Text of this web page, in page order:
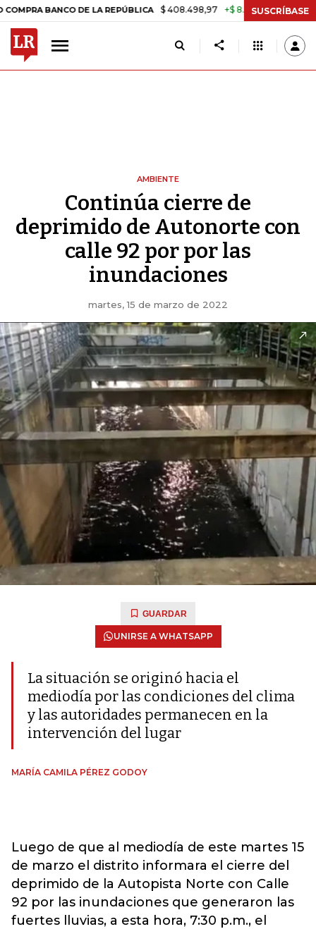
BANCO DE LA REPÚBLICA $ 408.498,97 +$ 8.753,81 +2,19% TASA
SUSCRÍBASE
AMBIENTE
Continúa cierre de
deprimido de Autonorte con
calle 92 por por las
inundaciones
martes, 15 de marzo de 2022
GUARDAR
UNIRSE A WHATSAPP
La situación se originó hacia el
mediodía por las condiciones del clima
y las autoridades permanecen en la
intervención del lugar
MARÍA CAMILA PÉREZ GODOY
Luego de que al mediodía de este martes 15
de marzo el distrito informara el cierre del
deprimido de la Autopista Norte con Calle
92 por las inundaciones que generaron las
fuertes lluvias, a esta hora, 7:30 p.m., el